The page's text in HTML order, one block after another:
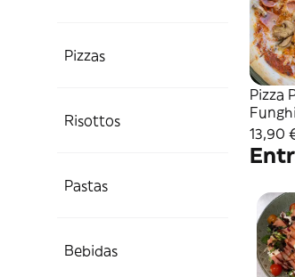
Pizzas
Risottos
Pastas
Bebidas
Pizza
13,90